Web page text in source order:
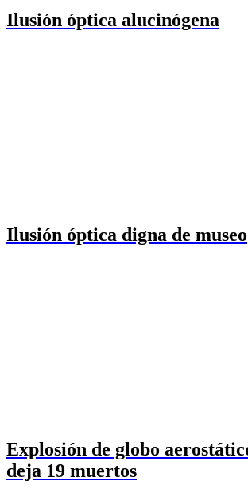
Ilusión óptica alucinógena
Ilusión óptica digna de museo
Explosión de globo
deja 19 muertos